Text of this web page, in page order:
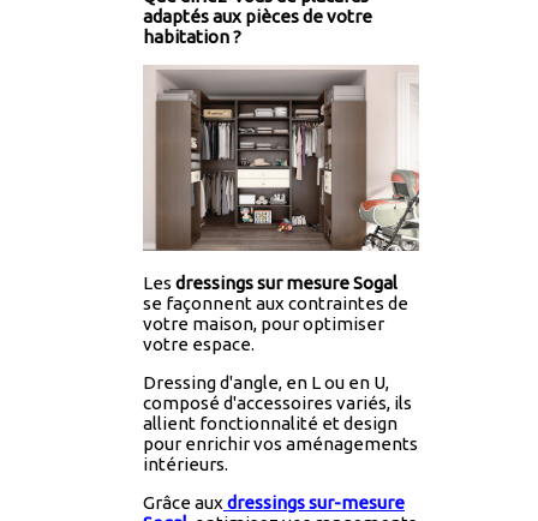
adaptés aux pièces de votre
habitation ?
Les dressings sur mesureSogal
se façonnent aux contraintes de
votre maison, pour optimiser
votre espace.
Dressing d'angle, en L ou en U,
composé d'accessoires variés, ils
allient fonctionnalité et design
pour enrichir vos aménagements
intérieurs.
Grâce aux dressings sur-mesure